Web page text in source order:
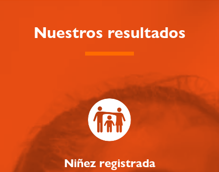
Nuestros resultados
Niñez registrada